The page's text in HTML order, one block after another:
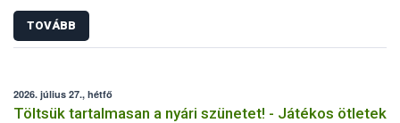
TOVÁBB
2026. július 27., hétfő
Töltsük tartalmasan a nyári szünetet! - Játékos ötletek